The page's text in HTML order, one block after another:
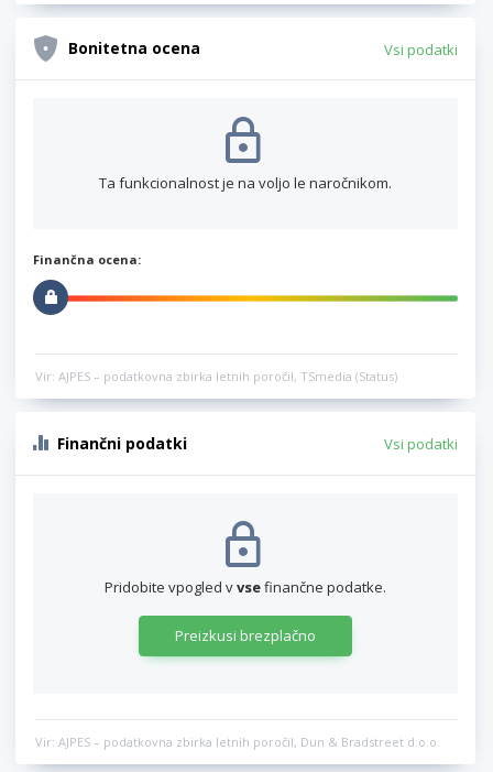
Bonitetna ocena Vsi podatki
Ta funkcionalnost je na voljo le naročnikom.
Finančna ocena:
Vir: AJPES – podatkovna zbirka letnih poročil, TSmedia (Status)
Finančni podatki Vsi podatki
Pridobite vpogled vvsefinančne podatke.
Preizkusi brezplačno
Vir: AJPES – podatkovna zbirka letnih poročil, Dun & Bradstreet d.o.o.